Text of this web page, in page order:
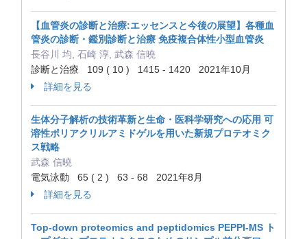
【血管炎の診断と治療:エッセンスと今後の展望】各種血
管炎の診断・鑑別診断と治療 免疫複合体性小型血管炎
長谷川 均, 石崎 淳, 武森 信曉
診断と治療 109 ( 10 ) 1415 - 1420 2021年10月
詳細を見る
生体分子解析の技術革新と生命・医科学研究への応用 可
溶性ポリアクリルアミドゲルを用いた新規プロテオミク
ス戦略
武森 信曉
電気泳動 65 ( 2 ) 63 - 68 2021年8月
詳細を見る
Top-down proteomics and peptidomics PEPPI-MS ト